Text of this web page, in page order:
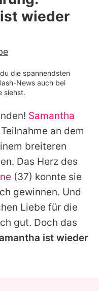
wieder
die spannendsten
News auch bei
siehst.
Samantha
an dem
breiteren
Das Herz des
(37) konnte sie
gewinnen. Und
Liebe für die
gut. Doch das
ist wieder